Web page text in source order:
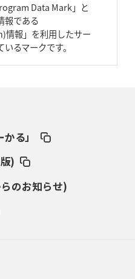
稲垣啓太「特別なことはやらない」
Data Mark」と
報である
情報」を利用したサー
るマークです。
る」
)
のお知らせ)